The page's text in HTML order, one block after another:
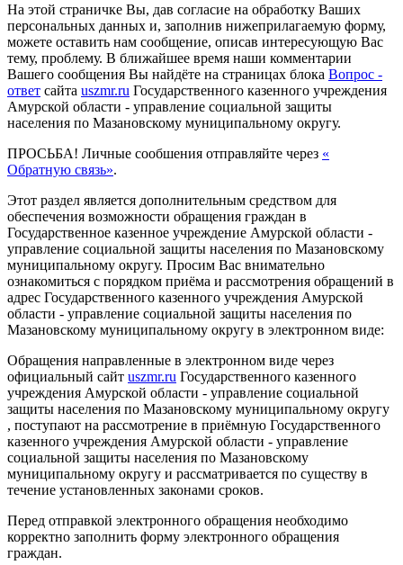
На этой страничке Вы, дав согласие на обработку Ваших
персональных данных и, заполнив нижеприлагаемую форму,
можете оставить нам сообщение, описав интересующую Вас
тему, проблему. В ближайшее время наши комментарии
Вашего сообщения Вы найдёте на страницах блока Вопрос -
ответ сайта uszmr.ru Государственного казенного учреждения
Амурской области - управление социальной защиты
населения по Мазановскому муниципальному округу.
ПРОСЬБА! Личные сообшения отправляйте через «
Обратную связь».
Этот раздел является дополнительным средством для
обеспечения возможности обращения граждан в
Государственное казенное учреждение Амурской области -
управление социальной защиты населения по Мазановскому
муниципальному округу. Просим Вас внимательно
ознакомиться с порядком приёма и рассмотрения обращений в
адрес Государственного казенного учреждения Амурской
области - управление социальной защиты населения по
Мазановскому муниципальному округу в электронном виде:
Обращения направленные в электронном виде через
официальный сайт uszmr.ru Государственного казенного
учреждения Амурской области - управление социальной
защиты населения по Мазановскому муниципальному округу
, поступают на рассмотрение в приёмную Государственного
казенного учреждения Амурской области - управление
социальной защиты населения по Мазановскому
муниципальному округу и рассматривается по существу в
течение установленных законами сроков.
Перед отправкой электронного обращения необходимо
корректно заполнить форму электронного обращения
граждан.